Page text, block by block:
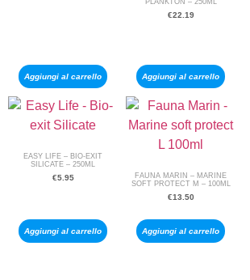
Aggiungi al carrello
€22.19
Aggiungi al carrello
EASY LIFE – BIO-EXIT
SILICATE – 250ML
€5.95
Aggiungi al carrello
FAUNA MARIN – MARINE
SOFT PROTECT M – 100ML
€13.50
Aggiungi al carrello